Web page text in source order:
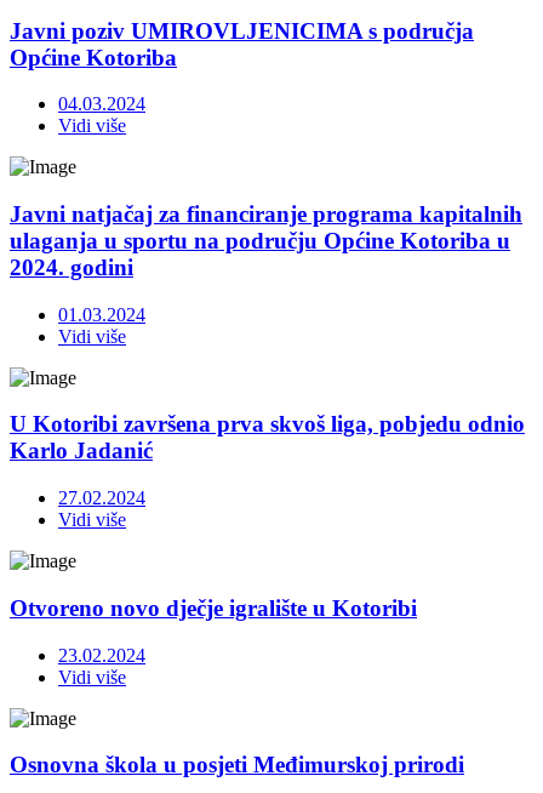
Javni poziv UMIROVLJENICIMA s područja
Općine Kotoriba
04.03.2024
Vidi više
Javni natjačaj za financiranje programa kapitalnih
ulaganja u sportu na području Općine Kotoriba u
2024. godini
01.03.2024
Vidi više
U Kotoribi završena prva skvoš liga, pobjedu odnio
Karlo Jadanić
27.02.2024
Vidi više
Otvoreno novo dječje igralište u Kotoribi
23.02.2024
Vidi više
Osnovna škola u posjeti Međimurskoj prirodi